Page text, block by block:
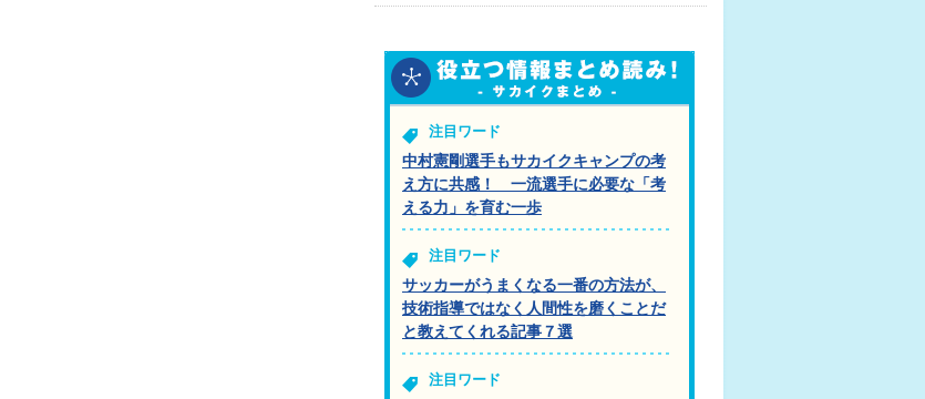
注目ワード
中村憲剛選手もサカイクキャンプの考
え方に共感！ 一流選手に必要な「考
える力」を育む一歩
注目ワード
サッカーがうまくなる一番の方法が、
技術指導ではなく人間性を磨くことだ
と教えてくれる記事７選
注目ワード